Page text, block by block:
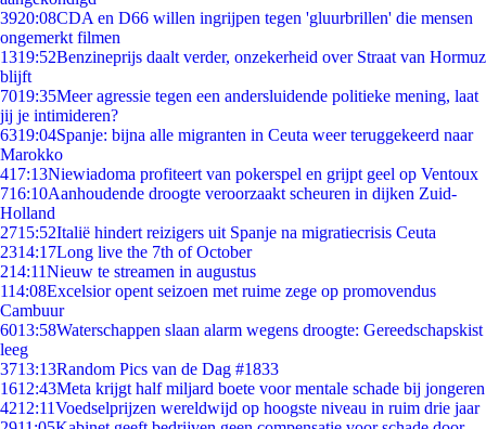
3920:08CDA en D66 willen ingrijpen tegen 'gluurbrillen' die mensen
ongemerkt filmen
1319:52Benzineprijs daalt verder, onzekerheid over Straat van Hormuz
blijft
7019:35Meer agressie tegen een andersluidende politieke mening, laat
jij je intimideren?
6319:04Spanje: bijna alle migranten in Ceuta weer teruggekeerd naar
Marokko
417:13Niewiadoma profiteert van pokerspel en grijpt geel op Ventoux
716:10Aanhoudende droogte veroorzaakt scheuren in dijken Zuid-
Holland
2715:52Italië hindert reizigers uit Spanje na migratiecrisis Ceuta
2314:17Long live the 7th of October
214:11Nieuw te streamen in augustus
114:08Excelsior opent seizoen met ruime zege op promovendus
Cambuur
6013:58Waterschappen slaan alarm wegens droogte: Gereedschapskist
leeg
3713:13Random Pics van de Dag #1833
1612:43Meta krijgt half miljard boete voor mentale schade bij jongeren
4212:11Voedselprijzen wereldwijd op hoogste niveau in ruim drie jaar